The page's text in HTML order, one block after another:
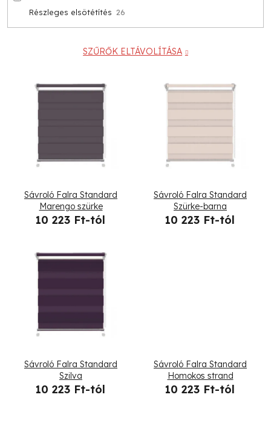
Részleges elsötétítés 26
SZŰRŐK ELTÁVOLÍTÁSA
Sávroló Falra Standard
Marengo szürke
10 223 Ft-tól
Sávroló Falra Standard
Szürke-barna
10 223 Ft-tól
Sávroló Falra Standard
Szilva
10 223 Ft-tól
Sávroló Falra Standard
Homokos strand
10 223 Ft-tól